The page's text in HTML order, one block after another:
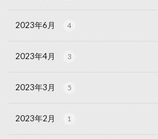
2023年6月 4
2023年4月 3
2023年3月 5
2023年2月 1